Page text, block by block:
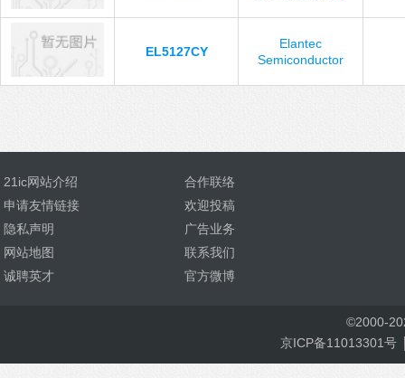
EL5127CY
Elantec
Semiconductor
21ic网站介绍
合作联络
申请友情链接
欢迎投稿
隐私声明
广告业务
网站地图
联系我们
诚聘英才
官方微博
©2000-
京ICP备11013301号